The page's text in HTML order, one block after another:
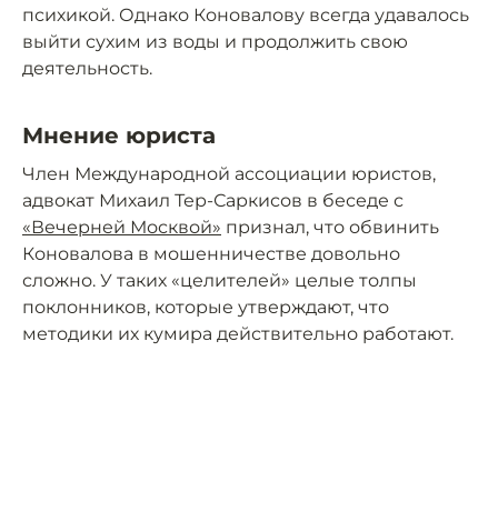
психикой. Однако Коновалову всегда удавалось
выйти сухим из воды и продолжить свою
деятельность.
Мнение юриста
Член Международной ассоциации юристов,
адвокат Михаил Тер-Саркисов в беседе с
«Вечерней Москвой» признал, что обвинить
Коновалова в мошенничестве довольно
сложно. У таких «целителей» целые толпы
поклонников, которые утверждают, что
методики их кумира действительно работают.